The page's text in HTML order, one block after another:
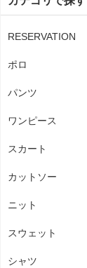
RESERVATION
ポロ
パンツ
ワンピース
スカート
カットソー
ニット
スウェット
シャツ